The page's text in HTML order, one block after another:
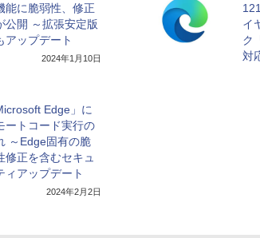
能に脆弱性、修正
公開 ～拡張安定版
アップデート
2024年1月10日
イ
ク
対
Edge」に
ートコード実行の
～Edge固有の脆
修正を含むセキュ
ィアップデート
2024年2月2日